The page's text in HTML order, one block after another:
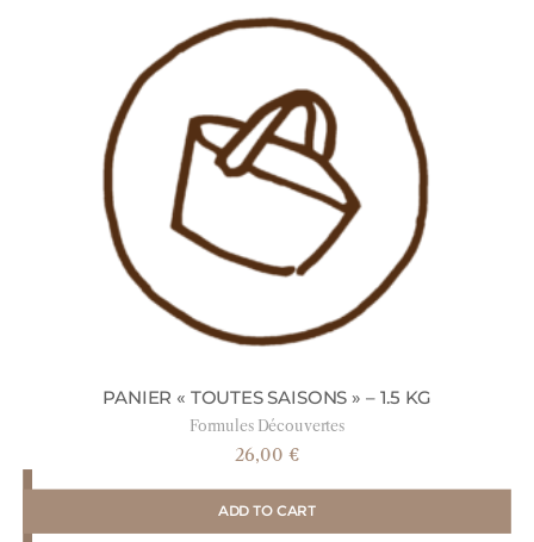
PANIER « TOUTES SAISONS » – 1.5 KG
Formules Découvertes
26,00 €
ADD TO CART